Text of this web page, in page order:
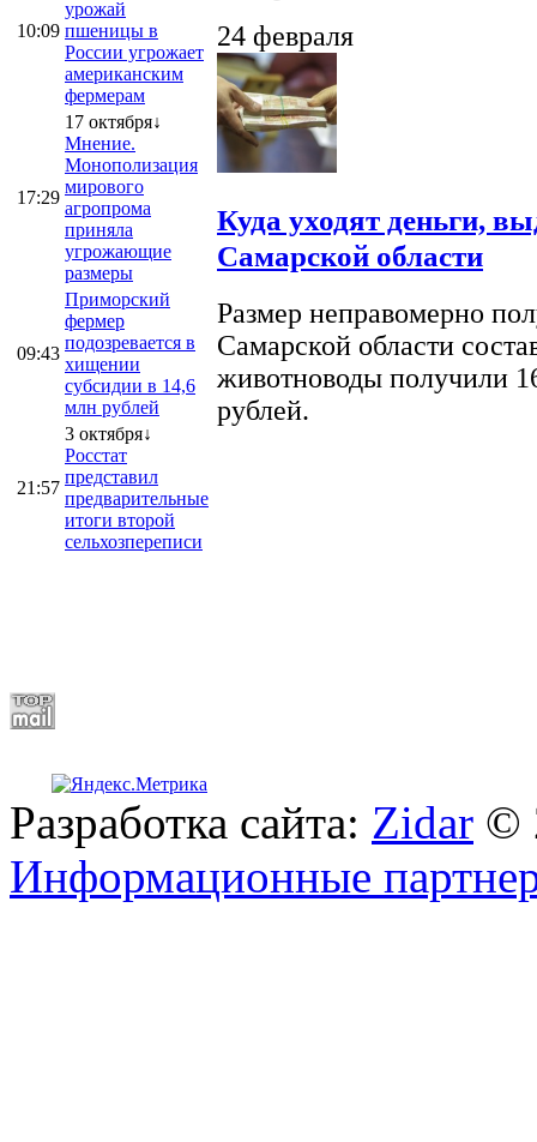
10:09
урожай
пшеницы в
России угрожает
американским
фермерам
17:29
17 октября↓
Мнение.
Монополизация
мирового
агропрома
приняла
угрожающие
размеры
09:43
Приморский
фермер
подозревается в
хищении
субсидии в 14,6
млн рублей
21:57
3 октября↓
Росстат
представил
предварительные
итоги второй
сельхозпереписи
24 февраля
Куда уходят деньги,
Самарской области
Размер неправомерно
Самарской области
животноводы получили
рублей.
Разработка сайта: Zidar ©
Информационные